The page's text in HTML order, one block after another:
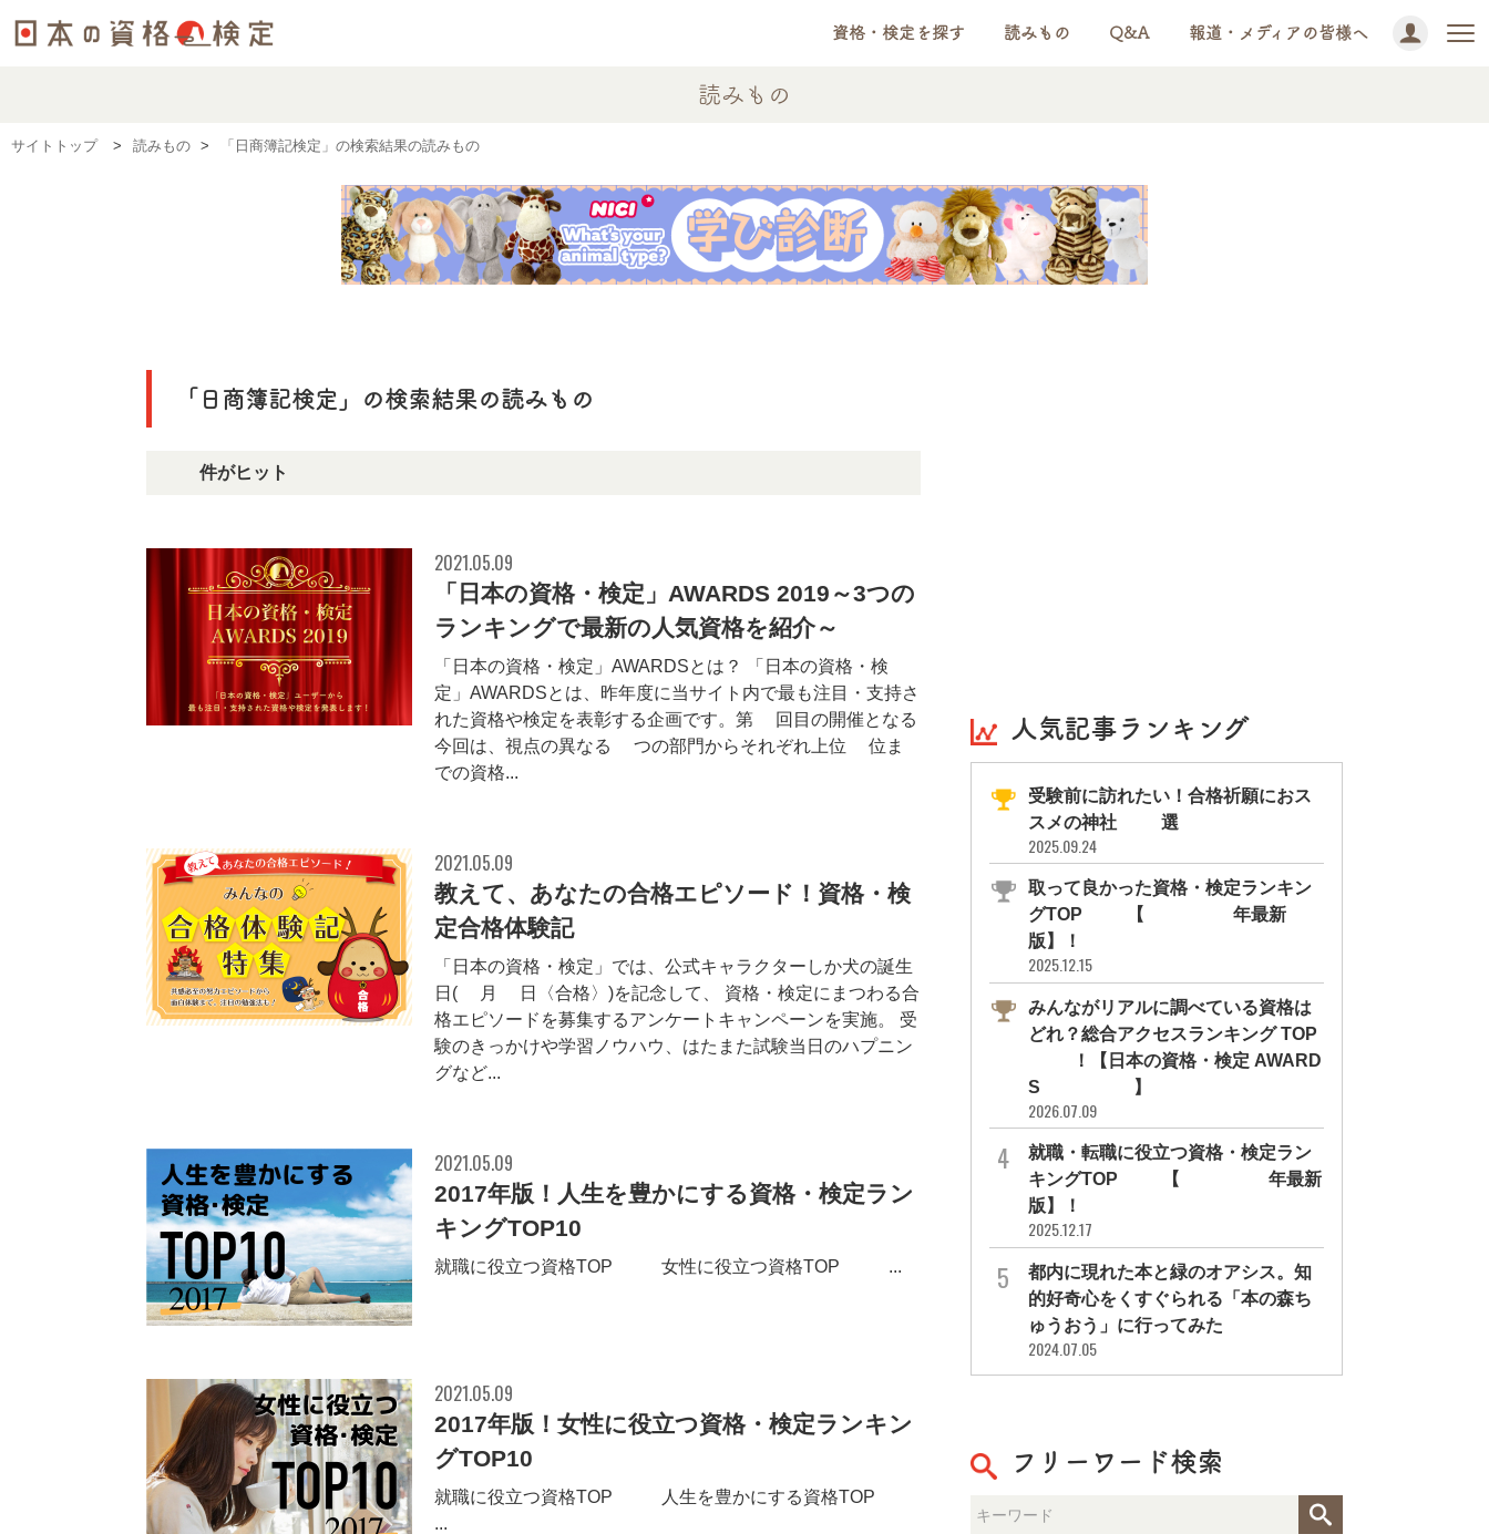
資格・検定を探す 読みもの Q&A 報道・メディアの皆様へ
読みもの
サイトトップ 読みもの 「日商簿記検定」の検索結果の読みもの
「日商簿記検定」の検索結果の読みもの
69件がヒット
2021.05.09
「日本の資格・検定」AWARDS 2019～3つの
ランキングで最新の人気資格を紹介～
「日本の資格・検定」AWARDSとは？ 「日本の資格・検
定」AWARDSとは、昨年度に当サイト内で最も注目・支持さ
れた資格や検定を表彰する企画です。第1回目の開催となる
今回は、視点の異なる3つの部門からそれぞれ上位3位ま
での資格...
2021.05.09
教えて、あなたの合格エピソード！資格・検
定合格体験記
「日本の資格・検定」では、公式キャラクターしか犬の誕生
日(5月9日〈合格〉)を記念して、 資格・検定にまつわる合
格エピソードを募集するアンケートキャンペーンを実施。 受
験のきっかけや学習ノウハウ、はたまた試験当日のハプニン
グなど...
2021.05.09
2017年版！人生を豊かにする資格・検定ラン
キングTOP10
就職に役立つ資格TOP30 女性に役立つ資格TOP10 ...
2021.05.09
2017年版！女性に役立つ資格・検定ランキン
グTOP10
就職に役立つ資格TOP30 人生を豊かにする資格TOP10
...
人気記事ランキング
受験前に訪れたい！合格祈願におス
スメの神社11選
2025.09.24
取って良かった資格・検定ランキン
グTOP10【2026年最新
版】！
2025.12.15
みんながリアルに調べている資格は
どれ？総合アクセスランキング TOP
10！【日本の資格・検定 AWARD
S 2026】
2026.07.09
就職・転職に役立つ資格・検定ラン
キングTOP30【2026年最新
版】！
2025.12.17
都内に現れた本と緑のオアシス。知
的好奇心をくすぐられる「本の森ち
ゅうおう」に行ってみた
2024.07.05
フリーワード検索